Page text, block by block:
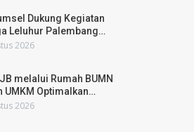
Dukung Kegiatan
Leluhur Palembang…
2026
melalui Rumah BUMN
UMKM Optimalkan…
2026